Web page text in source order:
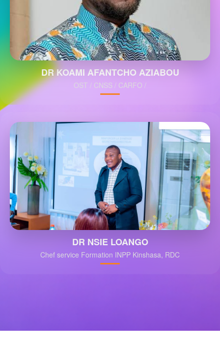
DR KOAMI AFANTCHO AZIABOU
OST / CNSS / CARFO /
DR NSIE LOANGO
Chef service Formation INPP Kinshasa, RDC